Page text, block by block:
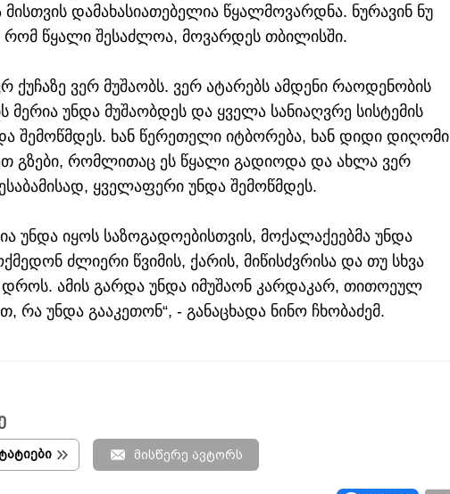
დამახასიათებელია წყალმოვარდნა. ნურავინ ნუ
რომ წყალი შესაძლოა, მოვარდეს თბილისში.
ქუჩაზე ვერ მუშაობს. ვერ ატარებს ამდენი რაოდენობის
უნდა მუშაობდეს და ყველა სანიაღვრე სისტემის
შემოწმდეს. ხან წერეთელი იტბორება, ხან დიდი დიღომი
გზები, რომლითაც ეს წყალი გადიოდა და ახლა ვერ
ყველაფერი უნდა შემოწმდეს.
უნდა იყოს საზოგადოებისთვის, მოქალაქეებმა უნდა
ძლიერი წვიმის, ქარის, მიწისძვრისა და თუ სხვა
დროს. ამის გარდა უნდა იმუშაონ კარდაკარ, თითოეულ
რა უნდა გააკეთონ“, - განაცხადა ნინო ჩხობაძემ.
მისწერე ავტორს